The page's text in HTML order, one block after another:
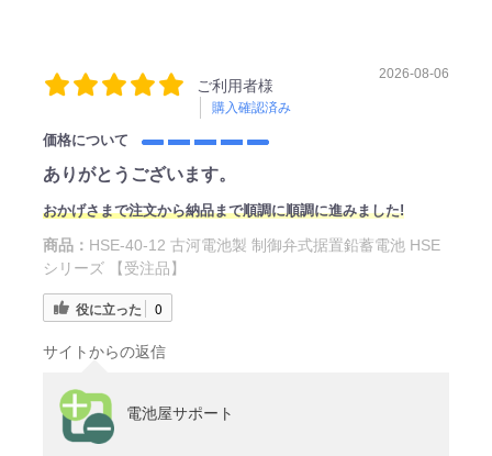
ご利用者様
購入確認済み
2026-08-06
価格について
ありがとうございます。
おかげさまで注文から納品まで順調に順調に進みました!
商品： HSE-40-12 古河電池製 制御弁式据置鉛蓄電池 HSE
シリーズ 【受注品】
役に立った 0
サイトからの返信
電池屋サポート